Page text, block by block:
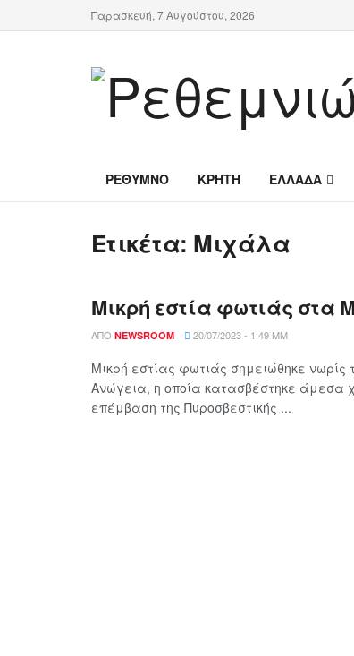
Παρασκευή, 7 Αυγούστου, 2026
ΡΕΘΥΜΝΟ ΚΡΗΤΗ ΕΛΛΑΔΑ
Ετικέτα: Μιχάλα
Μικρή εστία φωτιάς στα
ΑΠΌ NEWSROOM 20/07/2023 - 1:49 ΜΜ
Μικρή εστίας φωτιάς σημειώθηκε νωρίς
Ανώγεια, η οποία κατασβέστηκε άμεσα
επέμβαση της Πυροσβεστικής ...